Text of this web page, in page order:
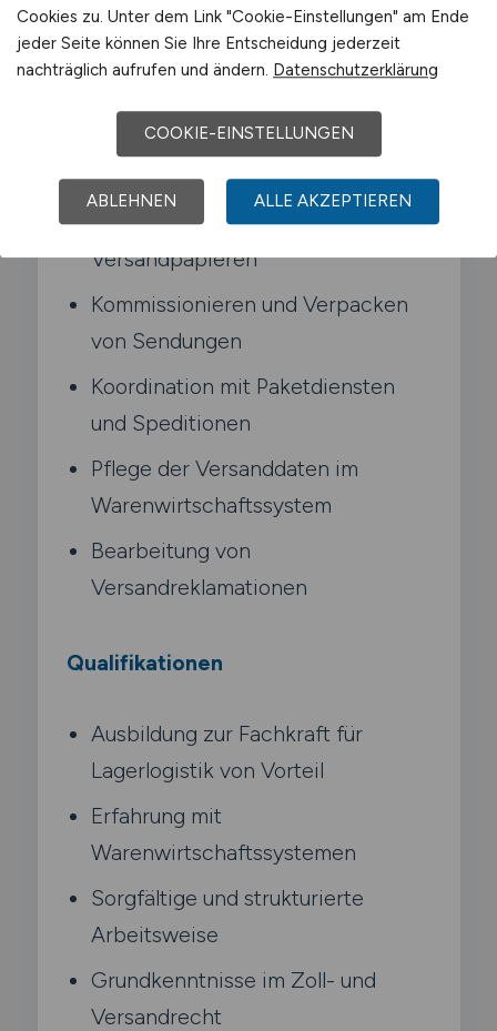
und Paketdienste. Du sorgst dafür. dass
Waren pünktlich und vollständig beim
Empfänger ankommen.
Typische Aufgaben in Meißen
Erstellen von Lieferscheinen und
Versandpapieren
Kommissionieren und Verpacken
von Sendungen
Koordination mit Paketdiensten
und Speditionen
Pflege der Versanddaten im
Warenwirtschaftssystem
Bearbeitung von
Versandreklamationen
Qualifikationen
Ausbildung zur Fachkraft für
Lagerlogistik von Vorteil
Erfahrung mit
Warenwirtschaftssystemen
Sorgfältige und strukturierte
Arbeitsweise
Grundkenntnisse im Zoll- und
Versandrecht
Cookies zu. Unter dem Link "Cookie-Einstellungen" am Ende
jeder Seite können Sie Ihre Entscheidung jederzeit
nachträglich aufrufen und ändern. Datenschutzerklärung
COOKIE-EINSTELLUNGEN
ABLEHNEN ALLE AKZEPTIEREN